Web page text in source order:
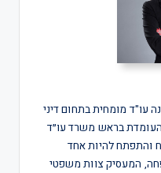
דיין-וולפנר, ילידת 1969, הינה עו"ד מומחית בתחום דיני
בראש משרד עו״ד
1998 ומאז צמח והתפתח להיות אחד
המעסיק צוות משפטי